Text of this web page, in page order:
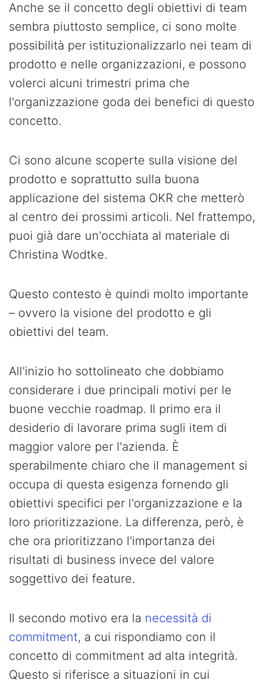
Anche se il concetto degli obiettivi di team
sembra piuttosto semplice, ci sono molte
possibilità per istituzionalizzarlo nei team di
prodotto e nelle organizzazioni, e possono
volerci alcuni trimestri prima che
l'organizzazione goda dei benefici di questo
concetto.
Ci sono alcune scoperte sulla visione del
prodotto e soprattutto sulla buona
applicazione del sistema OKR che metterò
al centro dei prossimi articoli. Nel frattempo,
puoi già dare un'occhiata al materiale di
Christina Wodtke.
Questo contesto è quindi molto importante
– ovvero la visione del prodotto e gli
obiettivi del team.
All'inizio ho sottolineato che dobbiamo
considerare i due principali motivi per le
buone vecchie roadmap. Il primo era il
desiderio di lavorare prima sugli item di
maggior valore per l'azienda. È
sperabilmente chiaro che il management si
occupa di questa esigenza fornendo gli
obiettivi specifici per l'organizzazione e la
loro prioritizzazione. La differenza, però, è
che ora prioritizzano l'importanza dei
risultati di business invece del valore
soggettivo dei feature.
Il secondo motivo era la necessità di
commitment, a cui rispondiamo con il
concetto di commitment ad alta integrità.
Questo si riferisce a situazioni in cui